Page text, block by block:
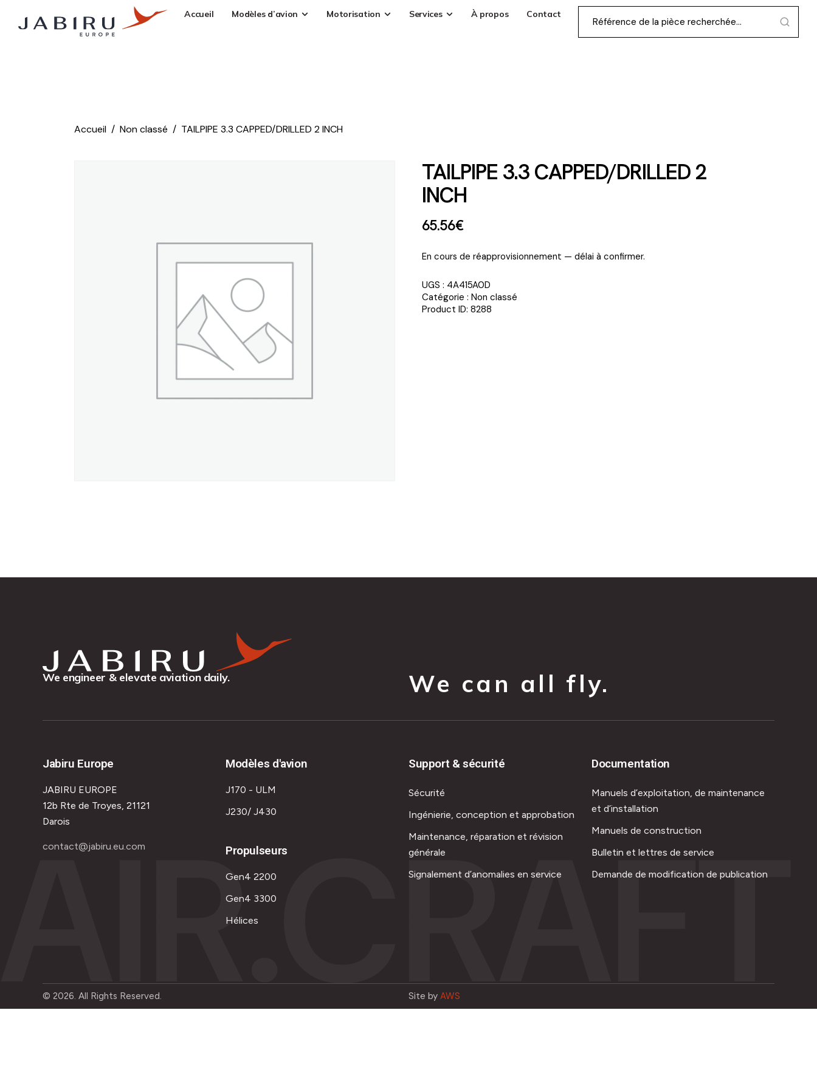
Accueil Modèles d’avion Motorisation Services À propos Contact
Accueil Non classé TAILPIPE 3.3 CAPPED/DRILLED 2 INCH
TAILPIPE 3.3 CAPPED/DRILLED 2
INCH
65.56€
En cours de réapprovisionnement — délai à confirmer.
UGS : 4A415A0D
Catégorie : Non classé
Product ID: 8288
We engineer & elevate aviation daily. We can all fly.
Jabiru Europe
JABIRU EUROPE
12b Rte de Troyes, 21121
Darois
contact@jabiru.eu.com
Modèles d'avion
J170 - ULM
J230/ J430
Propulseurs
Gen4 2200
Gen4 3300
Hélices
Support & sécurité
Sécurité
Ingénierie, conception et approbation
Maintenance, réparation et révision
générale
Signalement d’anomalies en service
Documentation
Manuels d’exploitation, de maintenance
et d’installation
Manuels de construction
Bulletin et lettres de service
Demande de modification de publication
AIR.CRAFT
© 2026. All Rights Reserved. Site by AWS